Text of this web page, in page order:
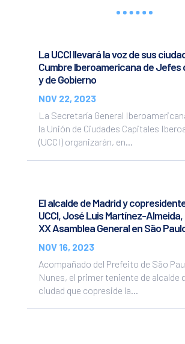
La UCCI llevará la voz de sus
Cumbre Iberoamericana de Jefes
y de Gobierno
NOV 22, 2023
La Secretaría General
la Unión de Ciudades Capitales
(UCCI) organizarán, en...
El alcalde de Madrid y
UCCI, José Luis Martínez-
XX Asamblea General en São
NOV 16, 2023
Acompañado del Prefeito de São
Nunes, el primer teniente de alcalde
ciudad que copreside la...